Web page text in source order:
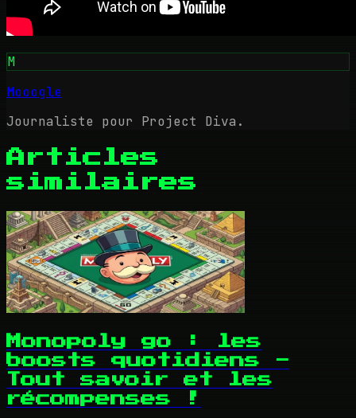
M
Mooogle
Journaliste pour Project Diva.
Articles
similaires
Monopoly go : les
boosts quotidiens -
Tout savoir et les
récompenses !